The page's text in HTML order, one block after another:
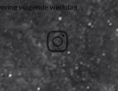
volgende werkdag